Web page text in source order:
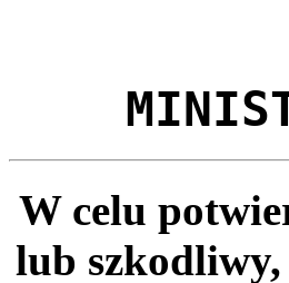
W celu
lub